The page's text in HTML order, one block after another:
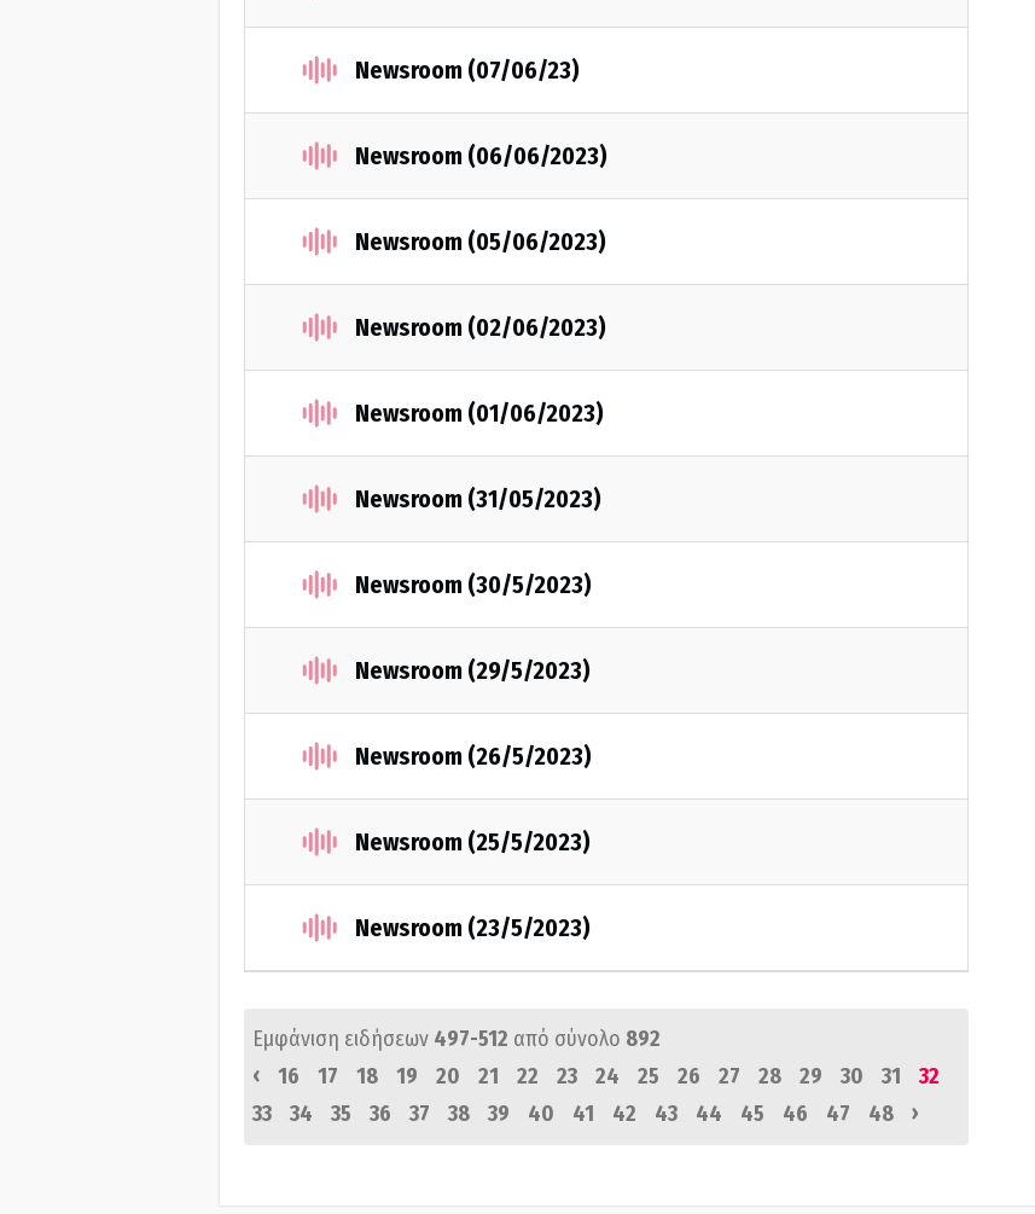
Newsroom (07/06/23)
Newsroom (06/06/2023)
Newsroom (05/06/2023)
Newsroom (02/06/2023)
Newsroom (01/06/2023)
Newsroom (31/05/2023)
Newsroom (30/5/2023)
Newsroom (29/5/2023)
Newsroom (26/5/2023)
Newsroom (25/5/2023)
Newsroom (23/5/2023)
Εμφάνιση ειδήσεων 497-512 από σύνολο 892
‹
16 17 18 19 20 21 22 23 24 25 26 27 28 29 30 31
32
33
34 35 36 37 38 39 40 41 42 43 44 45 46 47 48 ›